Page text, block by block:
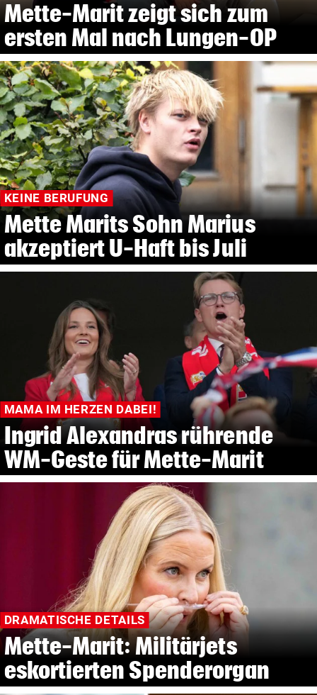
Mette-Marit zeigt sich zum
ersten Mal nach Lungen-OP
KEINE BERUFUNG
Mette Marits Sohn Marius
akzeptiert U-Haft bis Juli
MAMA IM HERZEN DABEI!
Ingrid Alexandras rührende
WM-Geste für Mette-Marit
DRAMATISCHE DETAILS
Mette-Marit: Militärjets
eskortierten Spenderorgan